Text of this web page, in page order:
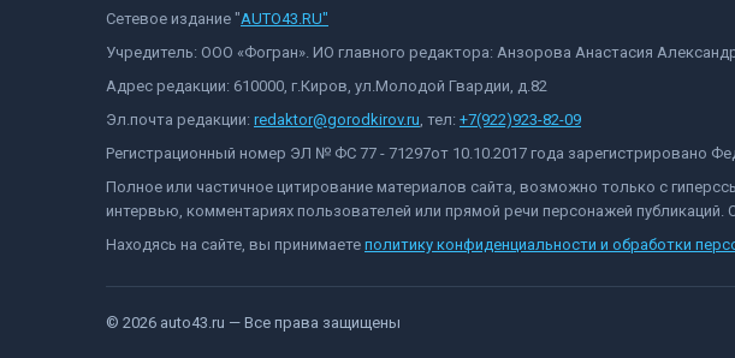
Сетевое издание "AUTO43.RU"
Учредитель: ООО «Фогран». ИО главного редактора: Анзорова Анастасия
Адрес редакции: 610000, г.Киров, ул.Молодой Гвардии, д.82
Эл.почта редакции: redaktor@gorodkirov.ru, тел: +7(922)923-82-09
Регистрационный номер ЭЛ № ФС 77 - 71297от 10.10.2017 года зарегистрировано
Полное или частичное цитирование материалов сайта, возможно только с
интервью, комментариях пользователей или прямой речи персонажей публикаций.
Находясь на сайте, вы принимаете политику конфиденциальности и обработки
© 2026 auto43.ru — Все права защищены